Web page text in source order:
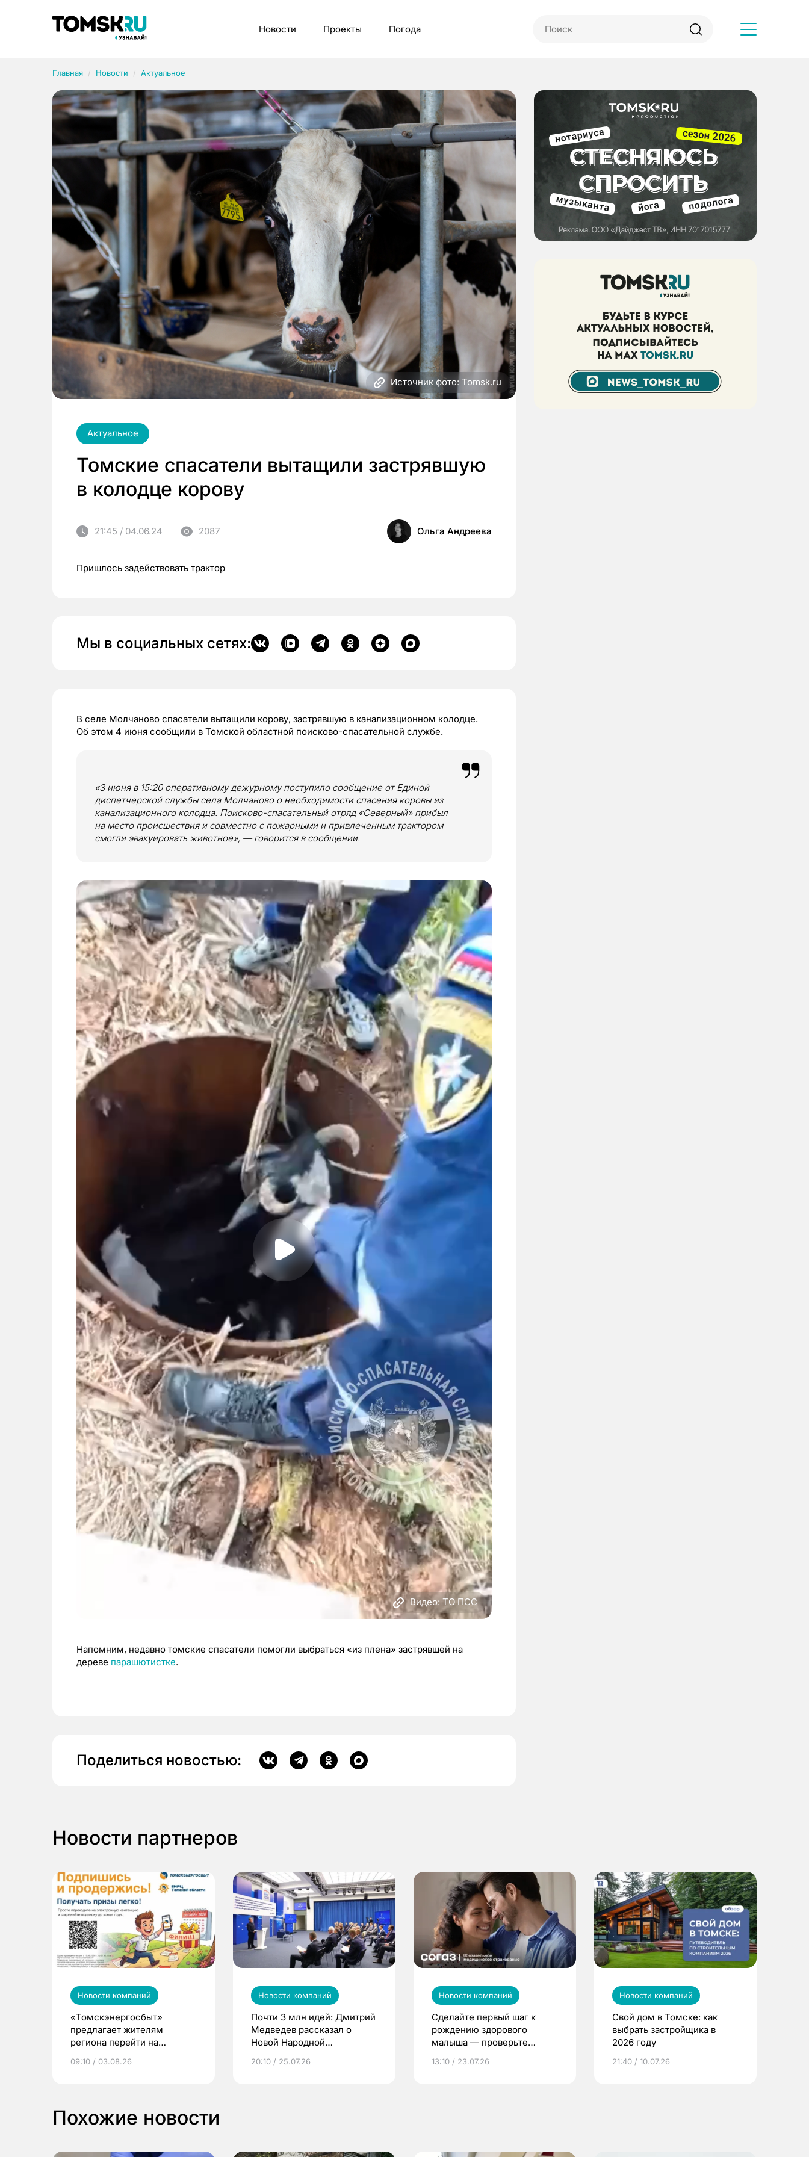
Новости Проекты Погода
Главная Новости Актуальное
Источник фото: Tomsk.ru
Актуальное
Томские спасатели вытащили застрявшую
в колодце корову
21:45 / 04.06.24 2087 Ольга Андреева
Пришлось задействовать трактор
Мы в социальных сетях:
В селе Молчаново спасатели вытащили корову, застрявшую в канализационном колодце.
Об этом 4 июня сообщили в Томской областной поисково-спасательной службе.
«3 июня в 15:20 оперативному дежурному поступило сообщение от Единой
диспетчерской службы села Молчаново о необходимости спасения коровы из
канализационного колодца. Поисково-спасательный отряд «Северный» прибыл
на место происшествия и совместно с пожарными и привлеченным трактором
смогли эвакуировать животное», — говорится в сообщении.
Видео: ТО ПСС
Напомним, недавно томские спасатели помогли выбраться «из плена» застрявшей на
дереве парашютистке.
Поделиться новостью:
Новости партнеров
Новости компаний
«Томскэнергосбыт»
предлагает жителям
региона перейти на
выиграть призы
09:10 / 03.08.26
Новости компаний
Почти 3 млн идей: Дмитрий
Медведев рассказал о
Новой Народной
20:10 / 25.07.26
Новости компаний
Сделайте первый шаг к
рождению здорового
малыша — проверьте
по ОМС!
13:10 / 23.07.26
Новости компаний
Свой дом в Томске: как
выбрать застройщика в
2026 году
21:40 / 10.07.26
Похожие новости
Рубрики